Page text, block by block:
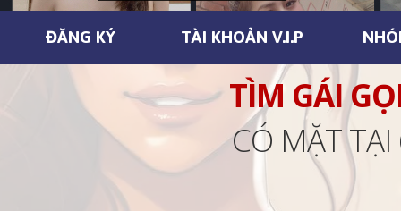
ĐĂNG KÝ TÀI KHOẢN V.I.P
TÌM GÁI
CÓ MẶT